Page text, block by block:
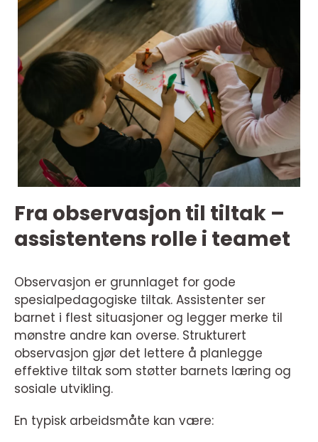
Fra observasjon til tiltak –
assistentens rolle i teamet
Observasjon er grunnlaget for gode
spesialpedagogiske tiltak. Assistenter ser
barnet i flest situasjoner og legger merke til
mønstre andre kan overse. Strukturert
observasjon gjør det lettere å planlegge
effektive tiltak som støtter barnets læring og
sosiale utvikling.
En typisk arbeidsmåte kan være: